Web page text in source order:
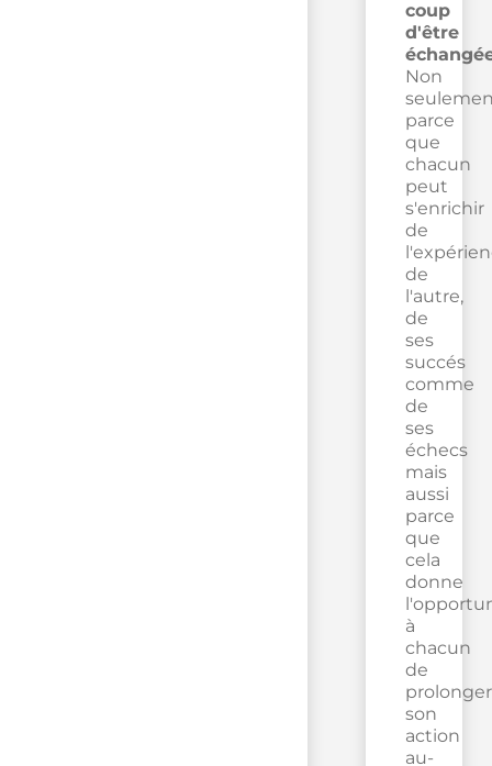
coup
d'être
Non
parce
que
chacun
peut
s'enrichir
de
de
l'autre,
de
ses
succés
comme
de
ses
échecs
mais
aussi
parce
que
cela
donne
à
chacun
de
prolonger
son
action
au-